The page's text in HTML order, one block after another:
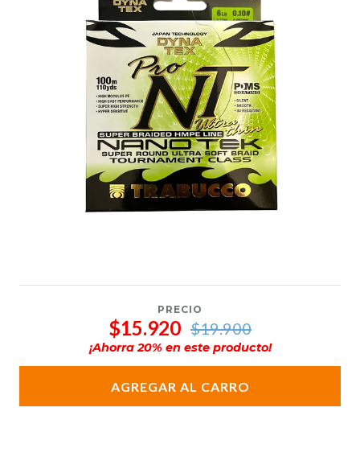
PRECIO
$15.920 $19.900
¡Ahorra20% en este producto!
AGREGAR AL CARRO